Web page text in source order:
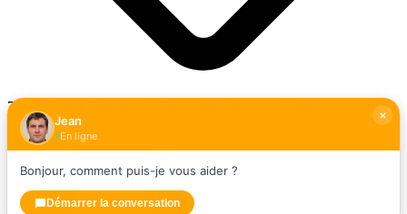
72 Av. Roger Salengro, 94500 Champigny-sur-Marne
Jean
En ligne
Bonjour, comment puis-je vous aider ?
Démarrer la conversation